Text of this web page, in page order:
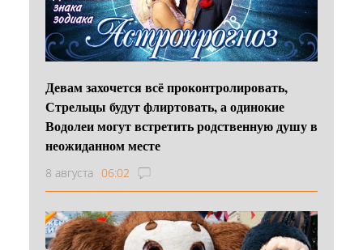
Девам захочется всё проконтролировать,
Стрельцы будут флиртовать, а одинокие
Водолеи могут встретить родственную душу в
неожиданном месте
8 августа 06:02